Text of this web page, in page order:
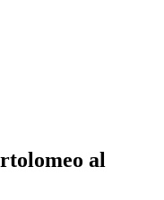
al